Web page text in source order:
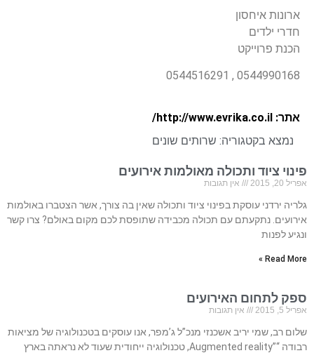
ארונות איחסון
חדרי ילדים
הכנת פרוייקט
0544990168 , 0544516291
אתר: http://www.evrika.co.il/
נמצא בקטגוריה: שרותים שונים
פינוי ציוד ותכולה מאולמות אירועים
אפריל 20, 2015 אין תגובות
גלריה ירדני עוסקת בפינוי ציוד ותכולה שאין בה צורך, אשר הצטברו באולמות
אירועים. נתקעתם עם תכולה מכבידה שתופסת לכם מקום באולם? צרו קשר
ונגיע לפנות
Read More »
ספק לתחום האירועים
אפריל 5, 2015 אין תגובות
שלום רב, שמי יריב אשכנזי מנכ”ל ג’מפר, אנו עוסקים בטכנולוגיה של מציאות
רבודה “”Augmented reality, טכנולוגיה ייחודית שעוד לא נראתה בארץ